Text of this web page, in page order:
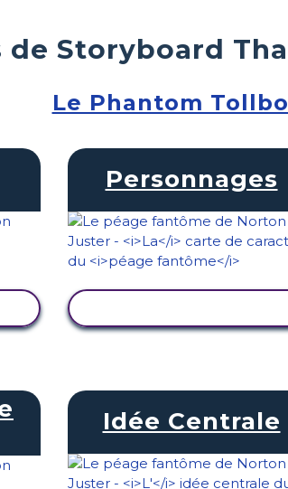
de Storyboard
Le Phantom
Personnages
Idée Centrale